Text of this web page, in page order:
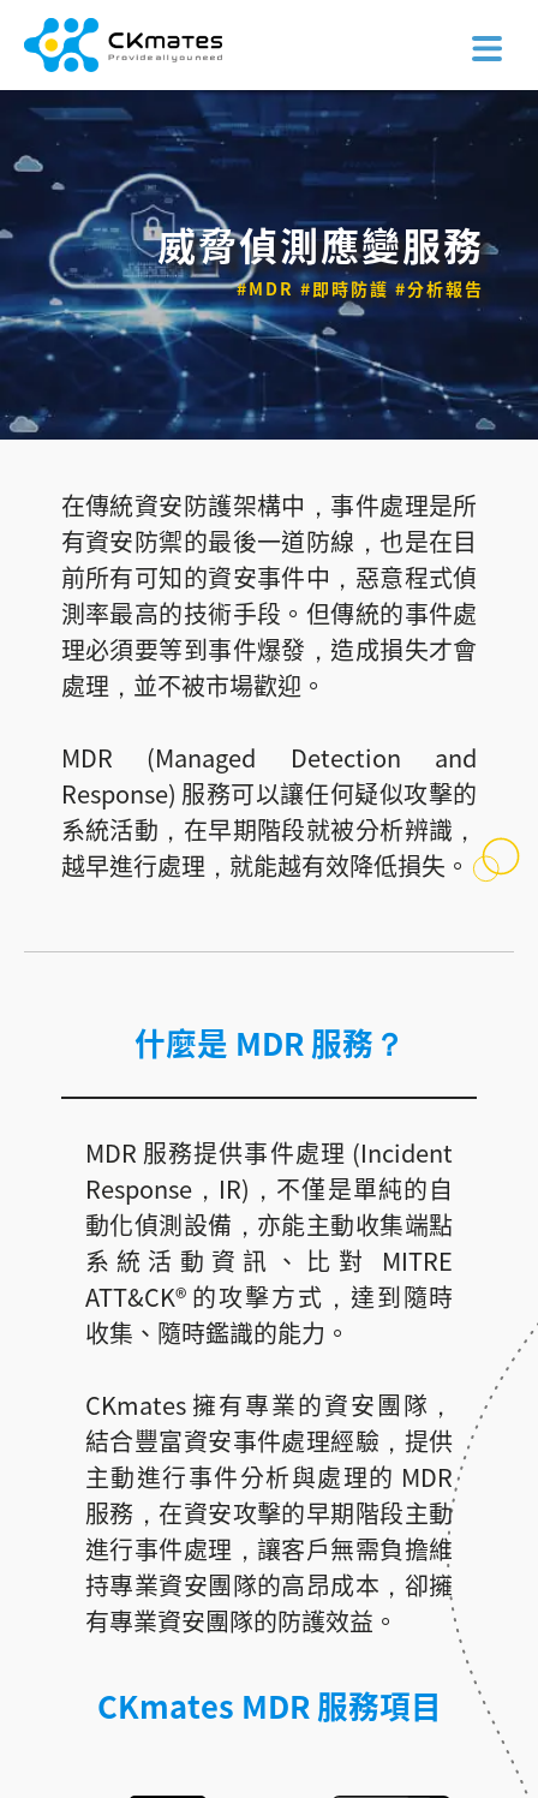
威脅偵測應變服務
#MDR #即時防護 #分析報告
在傳統資安防護架構中，事件處理是所
有資安防禦的最後一道防線，也是在目
前所有可知的資安事件中，惡意程式偵
測率最高的技術手段。但傳統的事件處
理必須要等到事件爆發，造成損失才會
處理，並不被市場歡迎。
MDR (Managed Detection and
Response) 服務可以讓任何疑似攻擊的
系統活動，在早期階段就被分析辨識，
越早進行處理，就能越有效降低損失。
什麼是 MDR 服務？
MDR 服務提供事件處理 (Incident
Response，IR)，不僅是單純的自
動化偵測設備，亦能主動收集端點
系統活動資訊、比對 MITRE
ATT&CK® 的攻擊方式，達到隨時
收集、隨時鑑識的能力。
CKmates 擁有專業的資安團隊，
結合豐富資安事件處理經驗，提供
主動進行事件分析與處理的 MDR
服務，在資安攻擊的早期階段主動
進行事件處理，讓客戶無需負擔維
持專業資安團隊的高昂成本，卻擁
有專業資安團隊的防護效益。
CKmates MDR 服務項目